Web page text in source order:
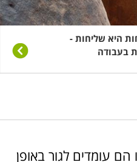
היא שליחות -
בעבודה
עומדים לגור באופן